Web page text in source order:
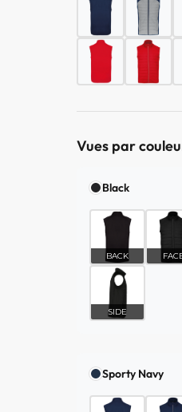
Vues par
Black
BACK
SIDE
Sporty Navy